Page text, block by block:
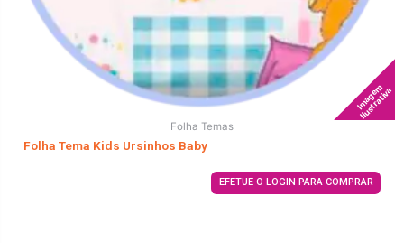
Imagem
Ilustrativa
Folha Temas
Folha Tema Kids Ursinhos Baby
EFETUE O LOGIN PARA COMPRAR